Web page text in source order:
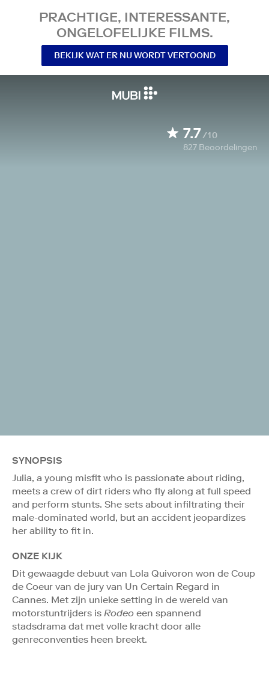
PRACHTIGE, INTERESSANTE,
ONGELOFELIJKE FILMS.
BEKIJK WAT ER NU WORDT VERTOOND
7.7/10
827 Beoordelingen
SYNOPSIS
Julia, a young misfit who is passionate about riding,
meets a crew of dirt riders who fly along at full speed
and perform stunts. She sets about infiltrating their
male-dominated world, but an accident jeopardizes
her ability to fit in.
ONZE KIJK
Dit gewaagde debuut van Lola Quivoron won de Coup
de Coeur van de jury van Un Certain Regard in
Cannes. Met zijn unieke setting in de wereld van
motorstuntrijders is Rodeo een spannend
stadsdrama dat met volle kracht door alle
genreconventies heen breekt.